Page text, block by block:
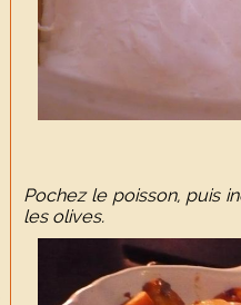
Pochez le poisson, puis
les olives.